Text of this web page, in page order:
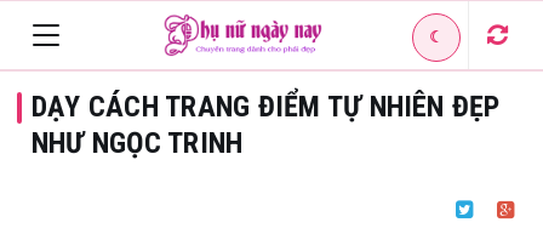
navigation
☾
DẠY CÁCH TRANG ĐIỂM TỰ NHIÊN ĐẸP
NHƯ NGỌC TRINH